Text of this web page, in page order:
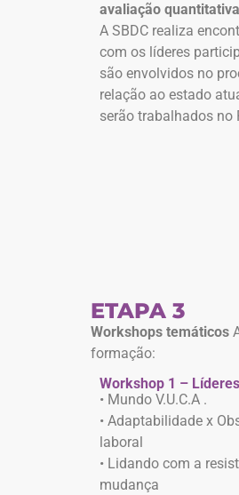
avaliação
A SBDC realiza
com os líderes
são envolvidos no
relação ao estado
serão trabalhados no
ETAPA 3
Workshops temáticos
formação:
Workshop 1 –
• Mundo V.U.C.A .
• Adaptabilidade x
laboral
• Lidando com a
mudança